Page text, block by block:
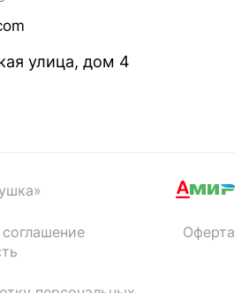
улица, дом 4
Оферта